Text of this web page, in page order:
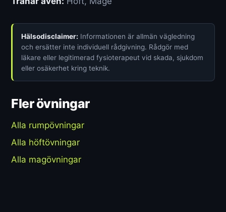
Hälsodisclaimer: Informationen är allmän vägledning
och ersätter inte individuell rådgivning. Rådgör med
läkare eller legitimerad fysioterapeut vid skada, sjukdom
eller osäkerhet kring teknik.
Fler övningar
Alla rumpövningar
Alla höftövningar
Alla magövningar